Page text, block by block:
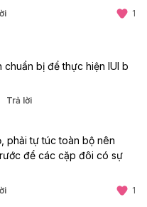
1
bị để thực hiện IUI b
Trả lời
phải tự túc toàn bộ nên
để các cặp đôi có sự
1